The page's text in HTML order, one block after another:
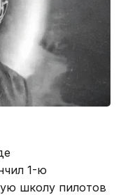
1-ю
школу пилотов